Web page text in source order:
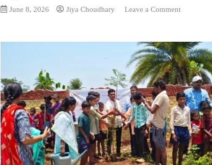
June 8, 2026 Jiya Choudhary Leave a Commenton
विवाद
पर
युवक
का
यू-
टर्न!
कहा
–
मामले
को
दें